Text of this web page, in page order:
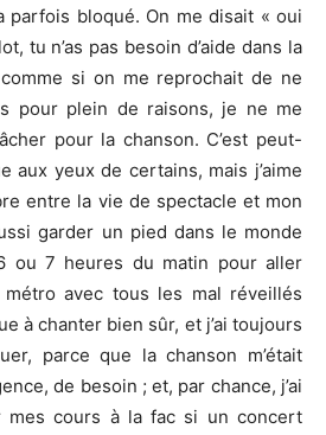
parfois bloqué. On me disait « oui
tu n’as pas besoin d’aide dans la
si on me reprochait de ne
pour plein de raisons, je ne me
pour la chanson. C’est peut-
aux yeux de certains, mais j’aime
entre la vie de spectacle et mon
garder un pied dans le monde
ou 7 heures du matin pour aller
avec tous les mal réveillés
à chanter bien sûr, et j’ai toujours
parce que la chanson m’était
de besoin ; et, par chance, j’ai
mes cours à la fac si un concert